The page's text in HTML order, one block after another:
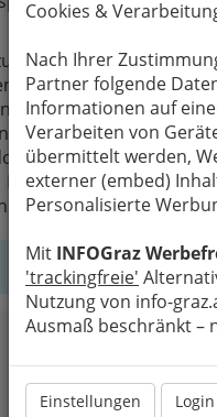
Cookies &
Nach Ihrer
Partner folgende
Informationen auf
Verarbeiten von
übermittelt werden,
externer (embed)
Personalisierte
Mit INFOGraz
'trackingfreie'
Nutzung von info-
Ausmaß beschränkt –
Einstellungen Login
von Rockgruppen
oder akustischen
auch gezupfte
und Schlagzeug, oft
und Synthesizer.
dazu,
Posaune(n).